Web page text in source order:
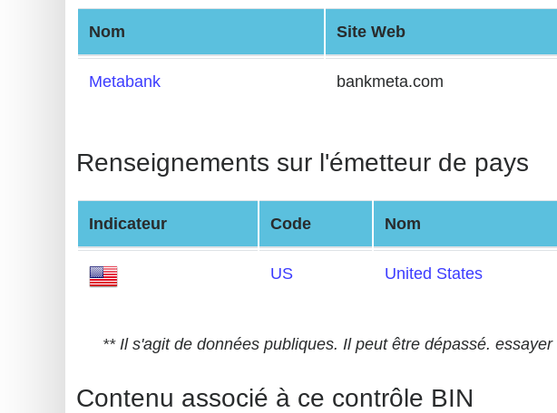
Credit
Card
Validator
Generator
Random
Credit
Card
Generator
Generate
Card
BIN
Nom Site Web
Metabank bankmeta.com
Renseignements sur l'émetteur de pays
Indicateur Code Nom
US United States
** Il s'agit de données publiques. Il peut être dépassé. essayer
Contenu associé à ce contrôle BIN